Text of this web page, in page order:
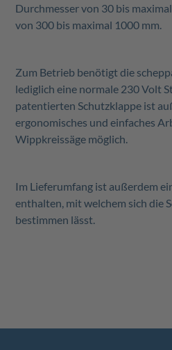
Durchmesser von 30 bis
von 300 bis maximal 1000 mm.
Zum Betrieb benötigt die
lediglich eine normale 230 Volt
patentierten Schutzklappe ist
ergonomisches und einfaches
Wippkreissäge möglich.
Im Lieferumfang ist außerdem
enthalten, mit welchem sich die
bestimmen lässt.